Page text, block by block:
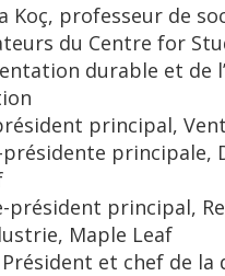
Koç, professeur de
du Centre for
durable et de
principal,
présidente
président principal,
Maple Leaf
Président et chef de